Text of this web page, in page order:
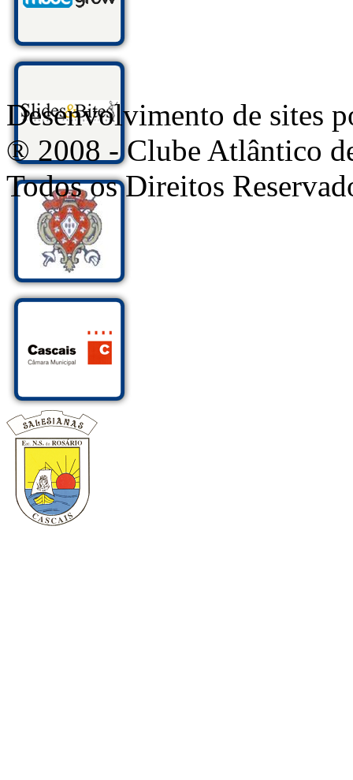
Desenvolvimento de sites
® 2008 - Clube Atlântico
Todos os Direitos